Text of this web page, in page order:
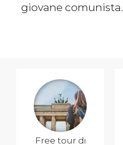
giovane comunista.
Free tour di